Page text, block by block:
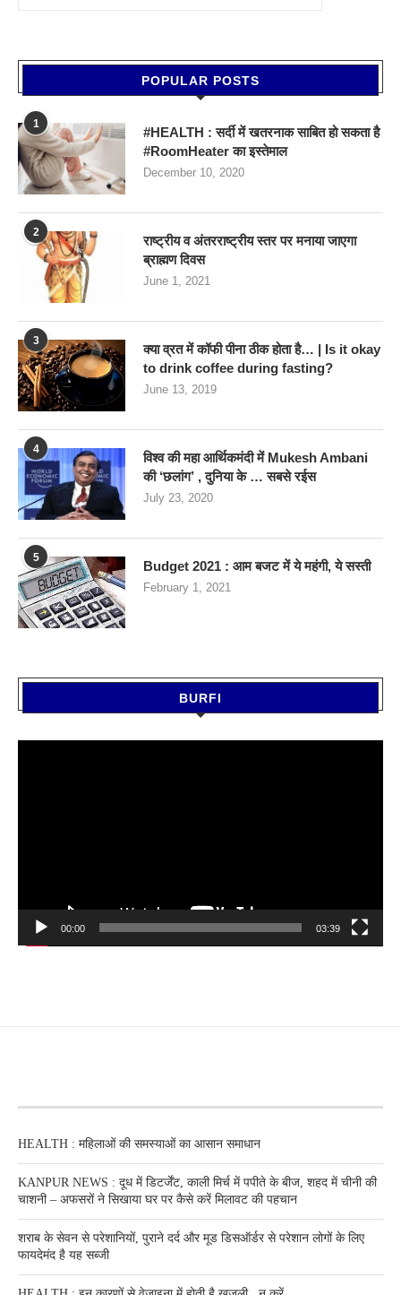
POPULAR POSTS
1
#HEALTH : सर्दी में खतरनाक साबित हो सकता है
#RoomHeater का इस्तेमाल
December 10, 2020
2
राष्ट्रीय व अंतरराष्ट्रीय स्तर पर मनाया जाएगा
ब्राह्मण दिवस
June 1, 2021
3
क्या व्रत में कॉफी पीना ठीक होता है… | Is it okay
to drink coffee during fasting?
June 13, 2019
4
विश्व की महा आर्थिकमंदी में Mukesh Ambani
की ‘छलांग’ , दुनिया के … सबसे रईस
July 23, 2020
5
Budget 2021 : आम बजट में ये महंगी, ये सस्‍ती
February 1, 2021
BURFI
00:00 03:39
HEALTH : महिलाओं की समस्‍याओं का आसान समाधान
KANPUR NEWS : दूध में डिटर्जेंट, काली मिर्च में पपीते के बीज, शहद में चीनी की
चाशनी – अफसरों ने सिखाया घर पर कैसे करें मिलावट की पहचान
शराब के सेवन से परेशानियों, पुराने दर्द और मूड डिसऑर्डर से परेशान लोगों के लिए
फायदेमंद है यह सब्जी